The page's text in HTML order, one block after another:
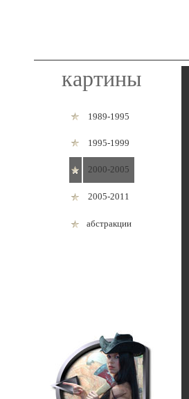
картины
1989-1995
1995-1999
2000-2005
2005-2011
абстракции